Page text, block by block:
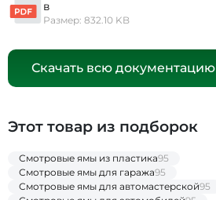
в
Размер: 832.10 KB
Скачать всю документацию
Этот товар из подборок
Смотровые ямы из пластика95
Смотровые ямы для гаража95
Смотровые ямы для автомастерской95